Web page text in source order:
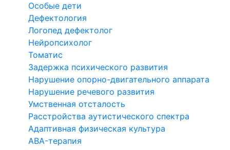
Особые дети
Дефектология
Логопед дефектолог
Нейропсихолог
Томатис
Задержка психического развития
Нарушение опорно-двигательного аппарата
Нарушение речевого развития
Умственная отсталость
Расстройства аутистического спектра
Адаптивная физическая культура
ABA-терапия